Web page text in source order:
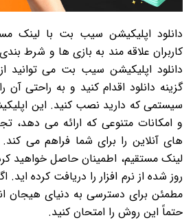
دانلود اپلیکیشن سیب بت با لینک
کاربران علاقه مند به بازی ها و شرط
دانلود اپلیکیشن سیب بت می
گزینه دانلود اقدام کنید و به راحتی
سیستمی که دارید نصب کنید. این
و امکانات متنوعی که ارائه می دهد،
های آنلاین را برای شما فراهم می کند.
لینک مستقیم، اطمینان حاصل خواهید
روز شده از نرم افزار را دریافت کرده اید.
مطمئن برای دسترسی به دنیای هیجان
حتماً این روش را امتحان کنید.